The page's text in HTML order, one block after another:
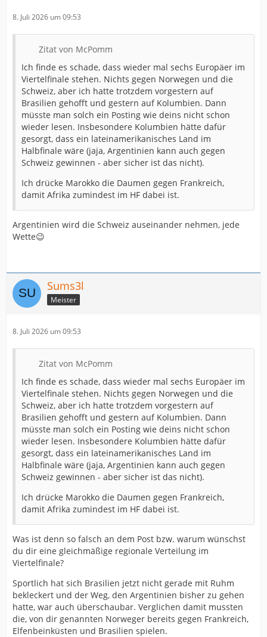
8. Juli 2026 um 09:53
Zitat von McPomm
Ich finde es schade, dass wieder mal sechs Europäer im
Viertelfinale stehen. Nichts gegen Norwegen und die
Schweiz, aber ich hatte trotzdem vorgestern auf
Brasilien gehofft und gestern auf Kolumbien. Dann
müsste man solch ein Posting wie deins nicht schon
wieder lesen. Insbesondere Kolumbien hätte dafür
gesorgt, dass ein lateinamerikanisches Land im
Halbfinale wäre (jaja, Argentinien kann auch gegen
Schweiz gewinnen - aber sicher ist das nicht).
Ich drücke Marokko die Daumen gegen Frankreich,
damit Afrika zumindest im HF dabei ist.
Argentinien wird die Schweiz auseinander nehmen, jede
Wette😉
Sums3l
Meister
8. Juli 2026 um 09:53
Zitat von McPomm
Ich finde es schade, dass wieder mal sechs Europäer im
Viertelfinale stehen. Nichts gegen Norwegen und die
Schweiz, aber ich hatte trotzdem vorgestern auf
Brasilien gehofft und gestern auf Kolumbien. Dann
müsste man solch ein Posting wie deins nicht schon
wieder lesen. Insbesondere Kolumbien hätte dafür
gesorgt, dass ein lateinamerikanisches Land im
Halbfinale wäre (jaja, Argentinien kann auch gegen
Schweiz gewinnen - aber sicher ist das nicht).
Ich drücke Marokko die Daumen gegen Frankreich,
damit Afrika zumindest im HF dabei ist.
Was ist denn so falsch an dem Post bzw. warum wünschst
du dir eine gleichmäßige regionale Verteilung im
Viertelfinale?
Sportlich hat sich Brasilien jetzt nicht gerade mit Ruhm
bekleckert und der Weg, den Argentinien bisher zu gehen
hatte, war auch überschaubar. Verglichen damit mussten
die, von dir genannten Norweger bereits gegen Frankreich,
Elfenbeinküsten und Brasilien spielen.